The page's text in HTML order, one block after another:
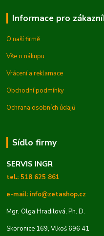
Informace pro
O naší firmě
Vše o nákupu
Vrácení a reklamace
Obchodní podmínky
Ochrana osobních údajů
Sídlo firmy
SERVIS INGR
tel.: 518 625 861
e-mail: info@zetashop.cz
Mgr. Olga Hradilová, Ph. D.
Skoronice 169, Vlkoš 696 41